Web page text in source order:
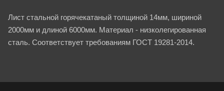
Лист стальной горячекатаный толщиной 14мм, шириной
2000мм и длиной 6000мм. Материал - низколегированная
сталь. Соответствует требованиям ГОСТ 19281-2014.